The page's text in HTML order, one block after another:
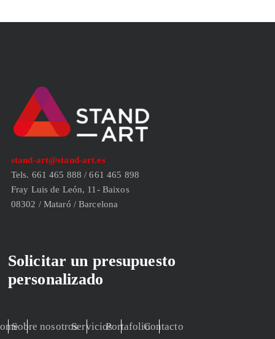
stand-art@stand-art.es
Tels. 661 465 888 / 661 465 898
Fray Luis de León, 11- Baixos
08302 / Mataró / Barcelona
Solicitar un presupuesto
personalizado
Sobre nosotrosServiciosPortafolioContacto